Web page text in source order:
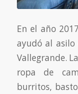
En el año
ayudó al
Vallegrande.
ropa de
burritos,